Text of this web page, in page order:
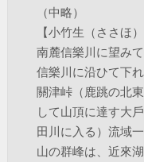
（中略）
【小竹生（ささほ）
南麓信樂川に望み
信樂川に沿ひて下
關津峠（鹿跳の北
して山頂に達す大
田川に入る）流域
山の群峰は、近來